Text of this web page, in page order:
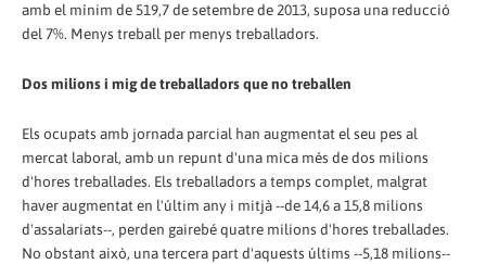
amb el mínim de 519,7 de setembre de 2013, suposa una reducció
del 7%. Menys treball per menys treballadors.
Dos milions i mig de treballadors que no treballen
Els ocupats amb jornada parcial han augmentat el seu pes al
mercat laboral, amb un repunt d'una mica més de dos milions
d'hores treballades. Els treballadors a temps complet, malgrat
haver augmentat en l'últim any i mitjà --de 14,6 a 15,8 milions
d'assalariats--, perden gairebé quatre milions d'hores treballades.
No obstant això, una tercera part d'aquests últims --5,18 milions--